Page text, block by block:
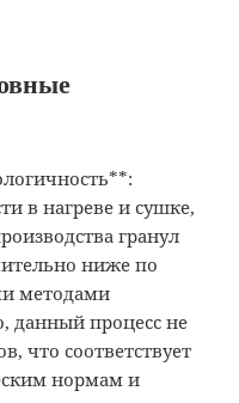
в нагреве и сушке,
гранул
ниже по
методами
данный процесс не
что соответствует
нормам и